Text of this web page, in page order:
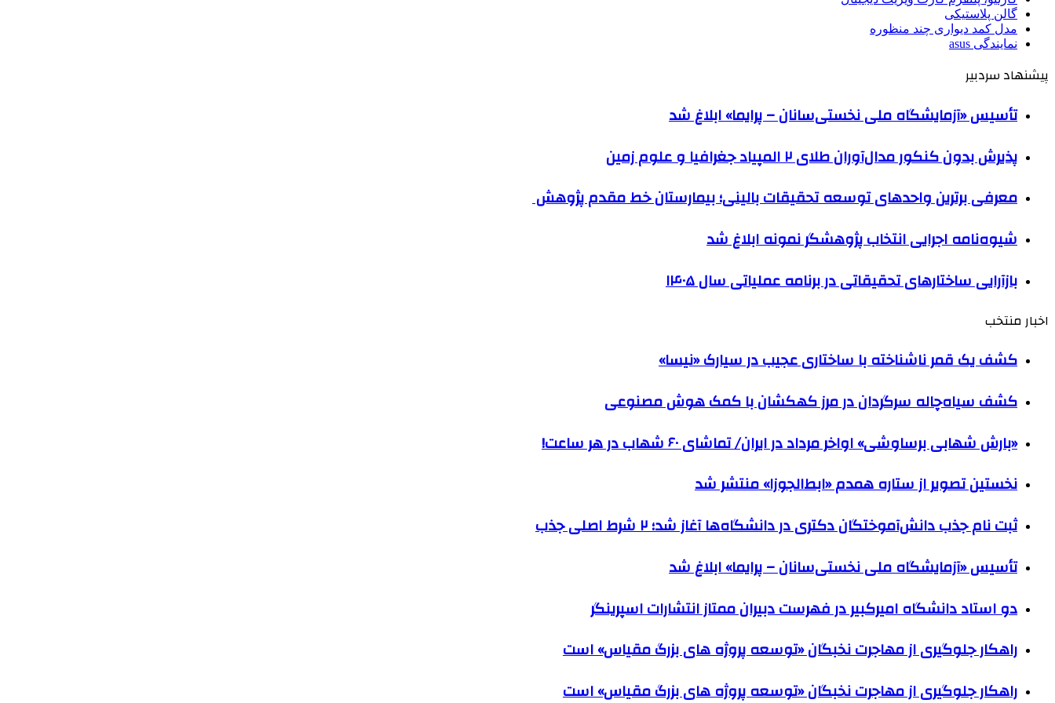
گالن پلاستیکی
مدل کمد دیواری چند منظوره
نمایندگی asus
پیشنهاد سردبیر
تأسیس «آزمایشگاه ملی نخستی‌سانان – پرایما» ابلاغ شد
پذیرش بدون کنکور مدال‌آوران طلای ۲ المپیاد جغرافیا و علوم زمین
معرفی برترین واحدهای توسعه تحقیقات بالینی؛ بیمارستان خط مقدم پژوهش
شیوه‌نامه اجرایی انتخاب پژوهشگر نمونه ابلاغ شد
بازآرایی ساختارهای تحقیقاتی در برنامه عملیاتی سال ۱۴۰۵
اخبار منتخب
کشف یک قمر ناشناخته با ساختاری عجیب در سیارک «نیسا»
کشف سیاه‌چاله سرگردان در مرز کهکشان با کمک هوش مصنوعی
«بارش شهابی برساوشی» اواخر مرداد در ایران/ تماشای ۶۰ شهاب در هر ساعت!
نخستین تصویر از ستاره همدم «ابط‌الجوزا» منتشر شد
ثبت نام جذب دانش‌آموختگان دکتری در دانشگاه‌ها آغاز شد؛ ۲ شرط اصلی جذب
تأسیس «آزمایشگاه ملی نخستی‌سانان – پرایما» ابلاغ شد
دو استاد دانشگاه امیرکبیر در فهرست دبیران ممتاز انتشارات اسپرینگر
راهکار جلوگیری از مهاجرت نخبگان «توسعه پروژه های بزرگ مقیاس» است
راهکار جلوگیری از مهاجرت نخبگان «توسعه پروژه های بزرگ مقیاس» است